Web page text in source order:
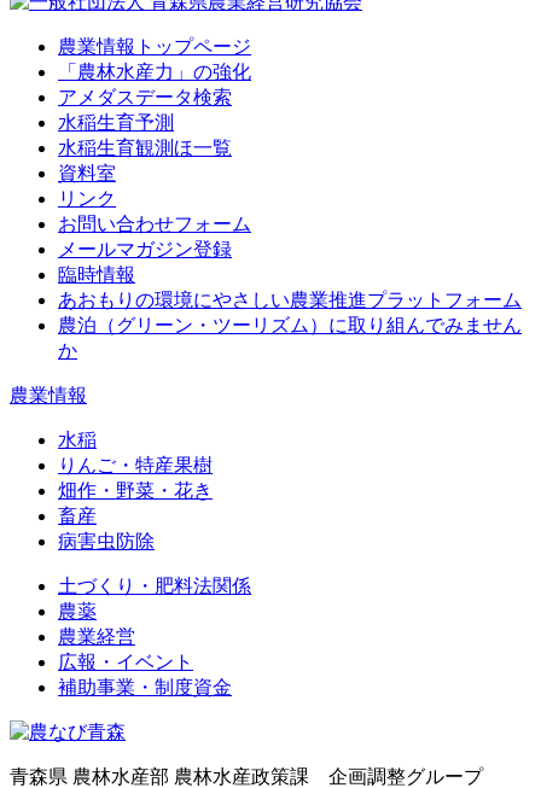
農業情報トップページ
「農林水産力」の強化
アメダスデータ検索
水稲生育予測
水稲生育観測ほ一覧
資料室
リンク
お問い合わせフォーム
メールマガジン登録
臨時情報
あおもりの環境にやさしい農業推進プラットフォーム
農泊（グリーン・ツーリズム）に取り組んでみません
か
農業情報
水稲
りんご・特産果樹
畑作・野菜・花き
畜産
病害虫防除
土づくり・肥料法関係
農薬
農業経営
広報・イベント
補助事業・制度資金
青森県 農林水産部 農林水産政策課 企画調整グループ